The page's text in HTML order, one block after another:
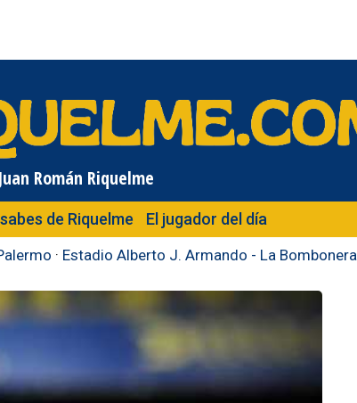
Román Riquelme
de Riquelme El jugador del día
· Estadio Alberto J. Armando - La Bombonera